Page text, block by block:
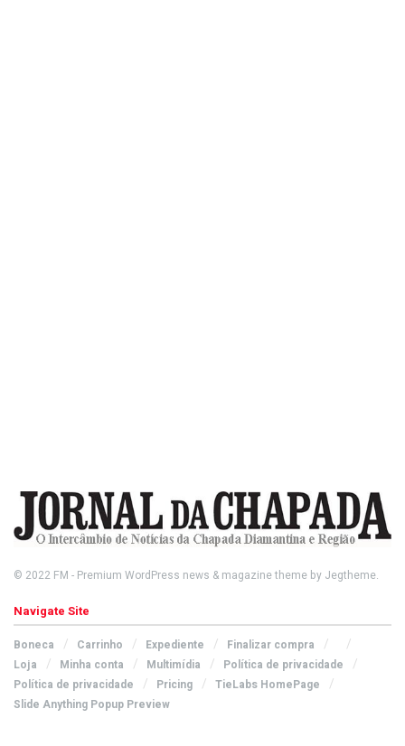
© 2022 FM - Premium WordPress news & magazine theme by Jegtheme.
Navigate Site
Boneca Carrinho Expediente
Finalizar compra
Loja
Minha conta Multimídia
Política de privacidade
Política de privacidade
Pricing
TieLabs HomePage
Slide Anything Popup Preview